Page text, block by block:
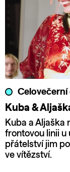
Kuba &
Kuba a Aljaška
frontovou linii u
přátelství jim
ve vítězství.